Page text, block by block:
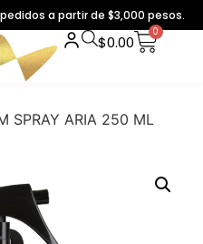
a partir de $3,000 pesos.
$0.00
0
SPRAY ARIA 250 ML